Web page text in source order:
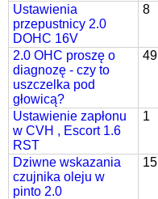
Ustawienia
przepustnicy 2.0
DOHC 16V
8
2.0 OHC proszę o
diagnozę - czy to
uszczelka pod
głowicą?
49
Ustawienie zapłonu
w CVH , Escort 1.6
RST
1
Dziwne wskazania
czujnika oleju w
pinto 2.0
15